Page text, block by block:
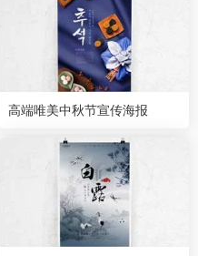
高端唯美中秋节宣传海报